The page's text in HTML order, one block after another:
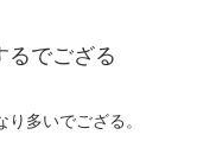
るでござる
多いでござる。